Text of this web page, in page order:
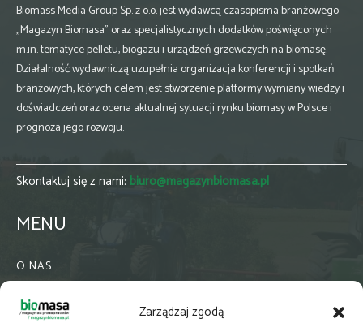
Zarządzaj zgodą
Biomass Media Group Sp. z o.o. jest wydawcą czasopisma branżowego
„Magazyn Biomasa” oraz specjalistycznych dodatków poświęconych
m.in. tematyce pelletu, biogazu i urządzeń grzewczych na biomasę.
Działalność wydawniczą uzupełnia organizacja konferencji i spotkań
branżowych, których celem jest stworzenie platformy wymiany wiedzy i
doświadczeń oraz ocena aktualnej sytuacji rynku biomasy w Polsce i
prognoza jego rozwoju.
Skontaktuj się z nami: biuro@magazynbiomasa.pl
MENU
O NAS
WSPÓŁPRACA